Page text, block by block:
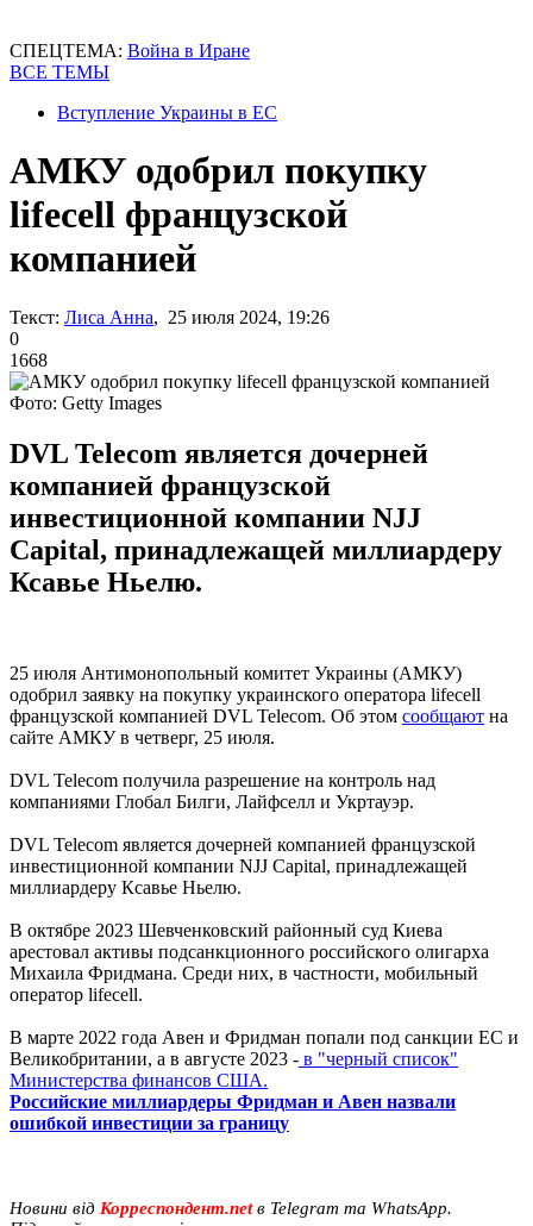
СПЕЦТЕМА: Война в Иране
ВСЕ ТЕМЫ
Вступление Украины в ЕС
АМКУ одобрил покупку
lifecell французской
компанией
Текст: Лиса Анна, 25 июля 2024, 19:26
0
1668
Фото: Getty Images
DVL Telecom является дочерней
компанией французской
инвестиционной компании NJJ
Capital, принадлежащей миллиардеру
Ксавье Ньелю.
25 июля Антимонопольный комитет Украины (АМКУ)
одобрил заявку на покупку украинского оператора lifecell
французской компанией DVL Telecom. Об этом сообщают на
сайте АМКУ в четверг, 25 июля.
DVL Telecom получила разрешение на контроль над
компаниями Глобал Билги, Лайфселл и Укртауэр.
DVL Telecom является дочерней компанией французской
инвестиционной компании NJJ Capital, принадлежащей
миллиардеру Ксавье Ньелю.
В октябре 2023 Шевченковский районный суд Киева
арестовал активы подсанкционного российского олигарха
Михаила Фридмана. Среди них, в частности, мобильный
оператор lifecell.
В марте 2022 года Авен и Фридман попали под санкции ЕС и
Великобритании, а в августе 2023 - в "черный список"
Министерства финансов США.
Российские миллиардеры Фридман и Авен назвали
ошибкой инвестиции за границу
Новини від Корреспондент.netв Telegram та WhatsApp.